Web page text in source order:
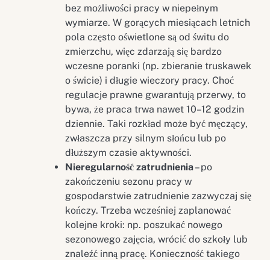
bez możliwości pracy w niepełnym
wymiarze. W gorących miesiącach letnich
pola często oświetlone są od świtu do
zmierzchu, więc zdarzają się bardzo
wczesne poranki (np. zbieranie truskawek
o świcie) i długie wieczory pracy. Choć
regulacje prawne gwarantują przerwy, to
bywa, że praca trwa nawet 10–12 godzin
dziennie. Taki rozkład może być męczący,
zwłaszcza przy silnym słońcu lub po
dłuższym czasie aktywności.
Nieregularność zatrudnienia– po
zakończeniu sezonu pracy w
gospodarstwie zatrudnienie zazwyczaj się
kończy. Trzeba wcześniej zaplanować
kolejne kroki: np. poszukać nowego
sezonowego zajęcia, wrócić do szkoły lub
znaleźć inną pracę. Konieczność takiego